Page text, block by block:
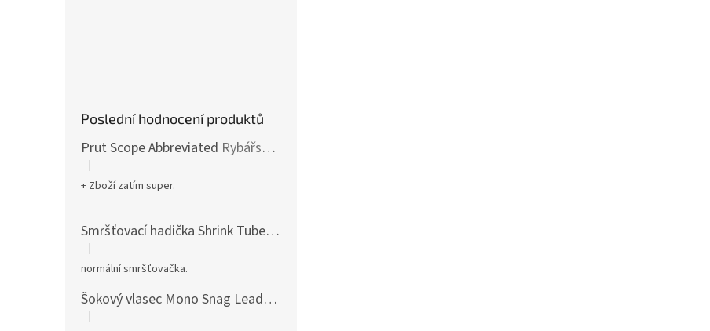
Poslední hodnocení produktů
Prut Scope Abbreviated Rybářské pruty s krátkým dělením a zkrácenou rukojetí
Hodnocení produktu je 5 z 5 hvězdiček.
|
+ Zboží zatím super.
Smršťovací hadička Shrink Tubepro dokonalé maskování montáže
Hodnocení produktu je 5 z 5 hvězdiček.
|
normální smršťovačka.
Šokový vlasec Mono Snag Leader
Hodnocení produktu je 5 z 5 hvězdiček.
|